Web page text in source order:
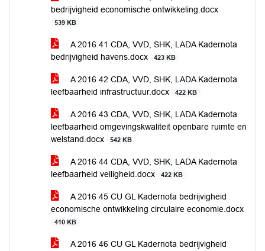
bedrijvigheid economische ontwikkeling.docx
539 KB
A 2016 41 CDA, VVD, SHK, LADA Kadernota
bedrijvigheid havens.docx
423 KB
A 2016 42 CDA, VVD, SHK, LADA Kadernota
leefbaarheid infrastructuur.docx
422 KB
A 2016 43 CDA, VVD, SHK, LADA Kadernota
leefbaarheid omgevingskwaliteit openbare ruimte en
welstand.docx
542 KB
A 2016 44 CDA, VVD, SHK, LADA Kadernota
leefbaarheid veiligheid.docx
422 KB
A 2016 45 CU GL Kadernota bedrijvigheid
economische ontwikkeling circulaire economie.docx
410 KB
A 2016 46 CU GL Kadernota bedrijvigheid